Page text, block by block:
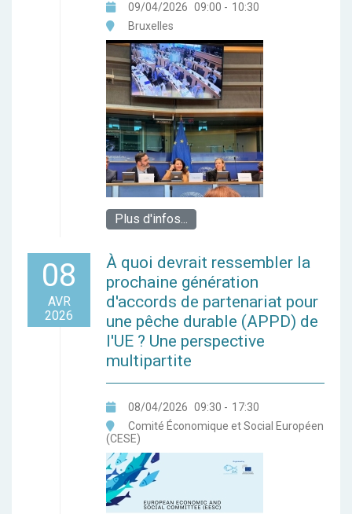
09/04/2026 09:00 - 10:30
Bruxelles
Plus d'infos...
08
AVR
2026
À quoi devrait ressembler la
prochaine génération
d'accords de partenariat pour
une pêche durable (APPD) de
l'UE ? Une perspective
multipartite
08/04/2026 09:30 - 17:30
Comité Économique et Social Européen
(CESE)